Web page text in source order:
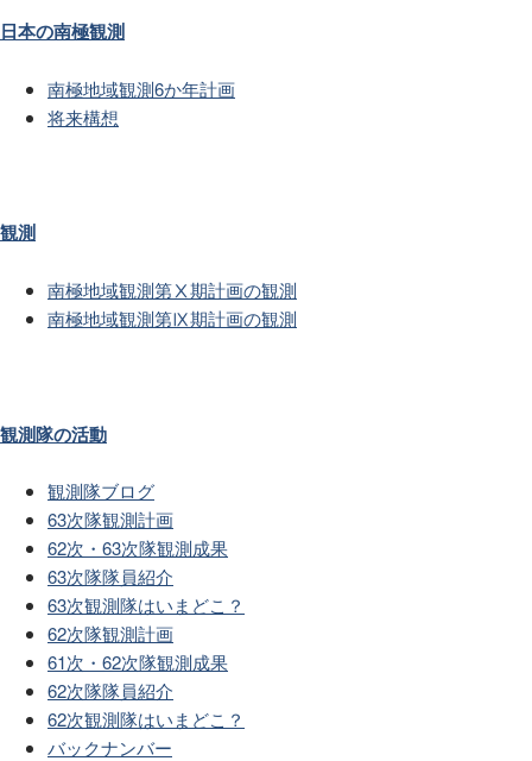
日本の南極観測
南極地域観測6か年計画
将来構想
観測
南極地域観測第Ⅹ期計画の観測
南極地域観測第Ⅸ期計画の観測
観測隊の活動
観測隊ブログ
63次隊観測計画
62次・63次隊観測成果
63次隊隊員紹介
63次観測隊はいまどこ？
62次隊観測計画
61次・62次隊観測成果
62次隊隊員紹介
62次観測隊はいまどこ？
バックナンバー